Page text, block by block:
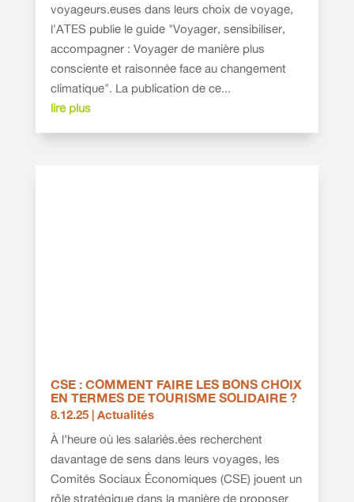
voyageurs.euses dans leurs choix de voyage,
l'ATES publie le guide "Voyager, sensibiliser,
accompagner : Voyager de manière plus
consciente et raisonnée face au changement
climatique". La publication de ce...
lire plus
CSE : COMMENT FAIRE LES BONS CHOIX
EN TERMES DE TOURISME SOLIDAIRE ?
8.12.25| Actualités
À l’heure où les salariés.ées recherchent
davantage de sens dans leurs voyages, les
Comités Sociaux Économiques (CSE) jouent un
rôle stratégique dans la manière de proposer